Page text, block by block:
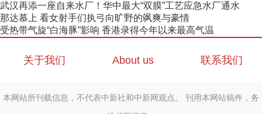
武汉再添一座自来水厂！华中最大“双膜”工艺应急水厂通水
那达慕上 看女射手们执弓向旷野的飒爽与豪情
受热带气旋“白海豚”影响 香港录得今年以来最高气温
关于我们 About us 联系我们
本网站所刊载信息，不代表中新社和中新网观点。 刊用本网站稿件，务